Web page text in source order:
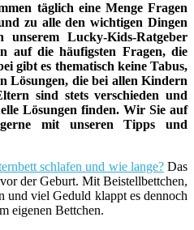
täglich eine Menge Fragen
zu alle den wichtigen Dingen
unserem Lucky-Kids-Ratgeber
auf die häufigsten Fragen, die
gibt es thematisch keine Tabus,
Lösungen, die bei allen Kindern
sind stets verschieden und
Lösungen finden. Wir Sie auf
mit unseren Tipps und
schlafen und wie lange?Das
der Geburt. Mit Beistellbettchen,
und viel Geduld klappt es dennoch
eigenen Bettchen.